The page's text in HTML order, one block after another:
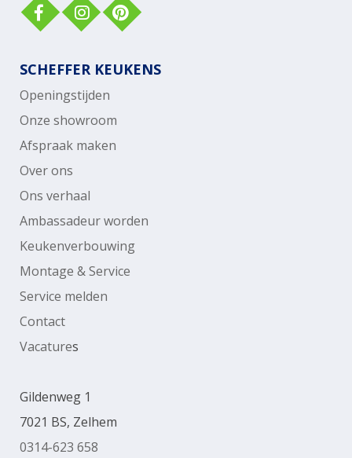
SCHEFFER KEUKENS
Openingstijden
Onze showroom
Afspraak maken
Over ons
Ons verhaal
Ambassadeur worden
Keukenverbouwing
Montage & Service
Service melden
Contact
Vacatures
Gildenweg 1
7021 BS, Zelhem
0314-623 658